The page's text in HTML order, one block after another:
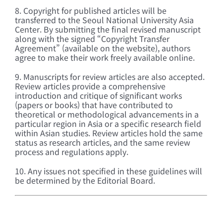
8. Copyright for published articles will be
transferred to the Seoul National University Asia
Center. By submitting the final revised manuscript
along with the signed “Copyright Transfer
Agreement” (available on the website), authors
agree to make their work freely available online.
9. Manuscripts for review articles are also accepted.
Review articles provide a comprehensive
introduction and critique of significant works
(papers or books) that have contributed to
theoretical or methodological advancements in a
particular region in Asia or a specific research field
within Asian studies. Review articles hold the same
status as research articles, and the same review
process and regulations apply.
10. Any issues not specified in these guidelines will
be determined by the Editorial Board.